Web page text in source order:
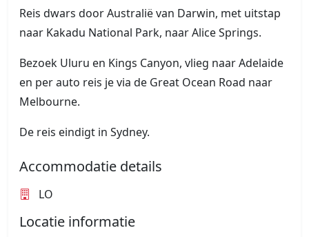
Reis dwars door Australië van Darwin, met uitstap
naar Kakadu National Park, naar Alice Springs.
Bezoek Uluru en Kings Canyon, vlieg naar Adelaide
en per auto reis je via de Great Ocean Road naar
Melbourne.
De reis eindigt in Sydney.
Accommodatie details
LO
Locatie informatie